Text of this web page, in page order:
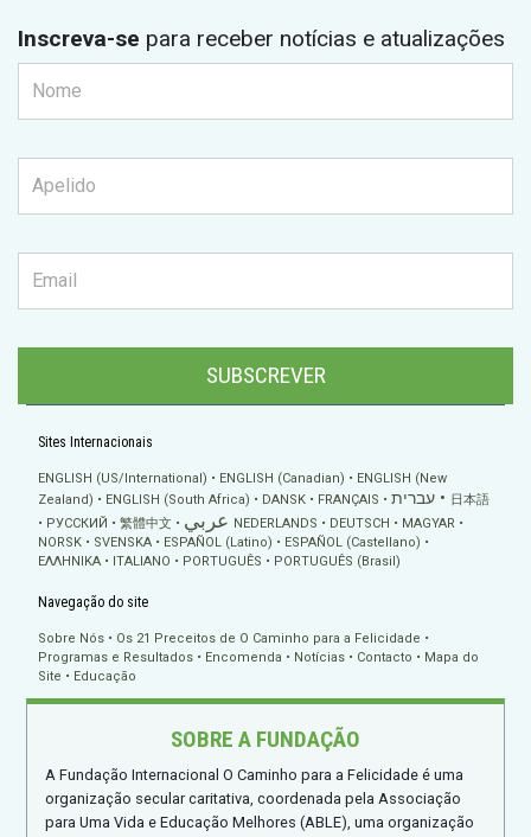
Inscreva-se para receber notícias e atualizações
SUBSCREVER
Sites Internacionais
ENGLISH (US/International) ENGLISH (Canadian)
ENGLISH (New
Zealand)
ENGLISH (South Africa) DANSK FRANÇAIS עברית
日本語
РУССКИЙ
繁體中文 عربي NEDERLANDS DEUTSCH
MAGYAR
NORSK
SVENSKA ESPAÑOL (Latino)
ESPAÑOL (Castellano)
ΕΛΛΗΝΙΚA
ITALIANO PORTUGUÊS PORTUGUÊS (Brasil)
Navegação do site
Sobre Nós
Os 21 Preceitos de O Caminho para a Felicidade
Programas e Resultados
Encomenda Notícias Contacto
Mapa do
Site
Educação
SOBRE A FUNDAÇÃO
A Fundação Internacional O Caminho para a Felicidade é uma
organização secular caritativa, coordenada pela Associação
para Uma Vida e Educação Melhores (ABLE), uma organização